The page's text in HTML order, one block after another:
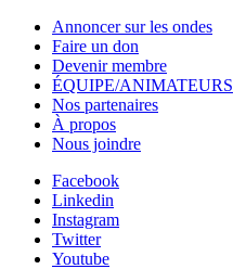
Annoncer sur les ondes
Faire un don
Devenir membre
ÉQUIPE/ANIMATEURS
Nos partenaires
À propos
Nous joindre
Facebook
Linkedin
Instagram
Twitter
Youtube